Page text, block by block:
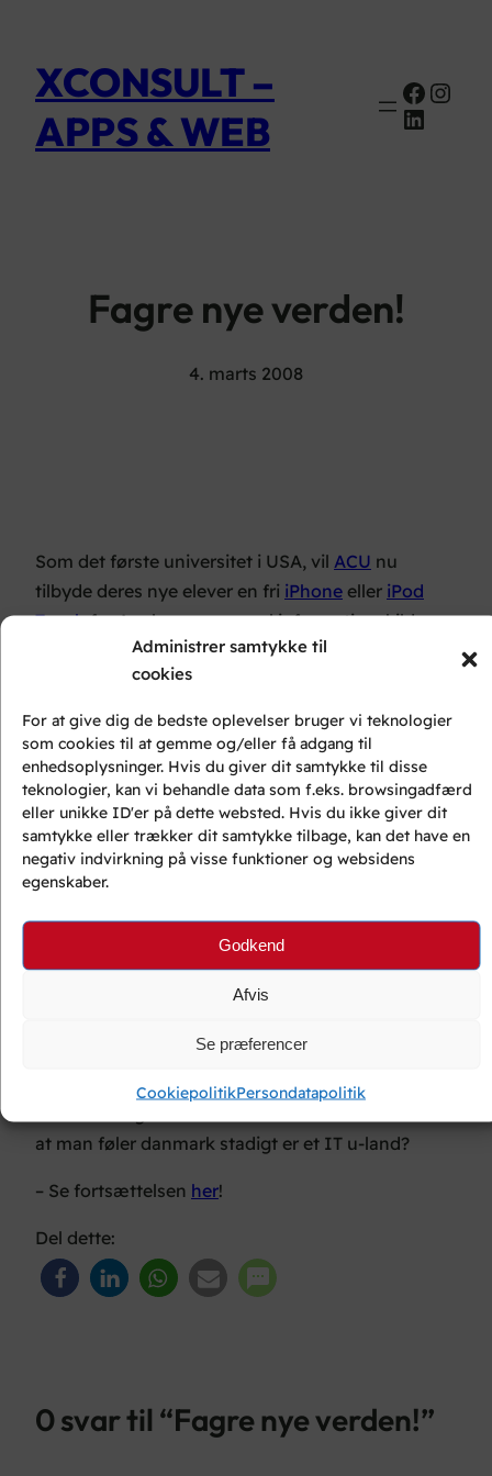
Administrer samtykke til
cookies
For at give dig de bedste oplevelser bruger vi teknologier
som cookies til at gemme og/eller få adgang til
enhedsoplysninger. Hvis du giver dit samtykke til disse
teknologier, kan vi behandle data som f.eks. browsingadfærd
eller unikke ID'er på dette websted. Hvis du ikke giver dit
samtykke eller trækker dit samtykke tilbage, kan det have en
negativ indvirkning på visse funktioner og websidens
egenskaber.
Godkend
Afvis
Se præferencer
CookiepolitikPersondatapolitik
XCONSULT –
APPS & WEB
Fagre nye verden!
4. marts 2008
Som det første universitet i USA, vil ACU nu
tilbyde deres nye elever en fri iPhone eller iPod
Touchfra Apple som generel informationskilde
under deres uddannelse…
at man føler danmark stadigt er et IT u-land?
– Se fortsættelsen her!
Del dette:
0 svar til “Fagre nye verden!”